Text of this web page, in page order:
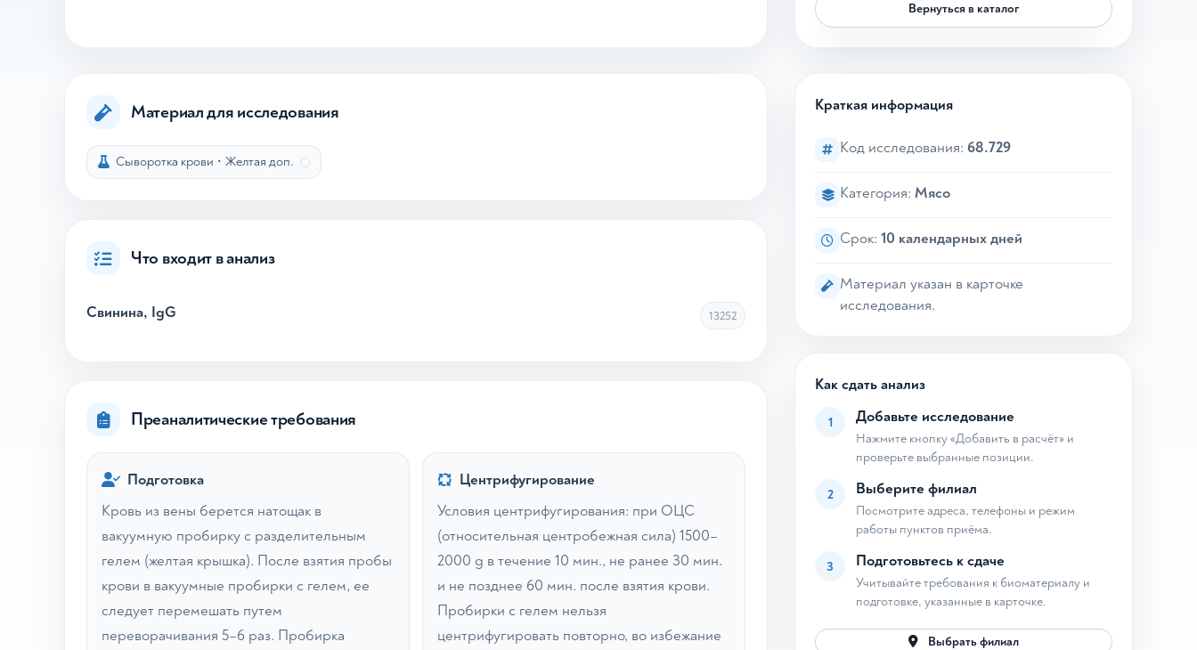
Вернуться в каталог
Материал для исследования
Сыворотка крови • Желтая доп.
Что входит в анализ
Свинина, IgG 13252
Преаналитические требования
Подготовка
Кровь из вены берется натощак в
вакуумную пробирку с разделительным
гелем (желтая крышка). После взятия пробы
крови в вакуумные пробирки с гелем, ее
следует перемешать путем
переворачивания 5–6 раз. Пробирка
Центрифугирование
Условия центрифугирования: при ОЦС
(относительная центробежная сила) 1500–
2000 g в течение 10 мин., не ранее 30 мин.
и не позднее 60 мин. после взятия крови.
Пробирки с гелем нельзя
центрифугировать повторно, во избежание
Краткая информация
Код исследования: 68.729
Категория: Мясо
Срок: 10 календарных дней
Материал указан в карточке
исследования.
Как сдать анализ
1 Добавьте исследование
Нажмите кнопку «Добавить в расчёт» и
проверьте выбранные позиции.
2 Выберите филиал
Посмотрите адреса, телефоны и режим
работы пунктов приёма.
3 Подготовьтесь к сдаче
Учитывайте требования к биоматериалу и
подготовке, указанные в карточке.
Выбрать филиал